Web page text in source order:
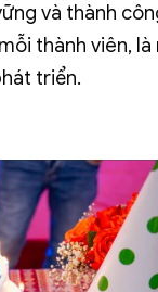
và thành
thành viên,
triển.